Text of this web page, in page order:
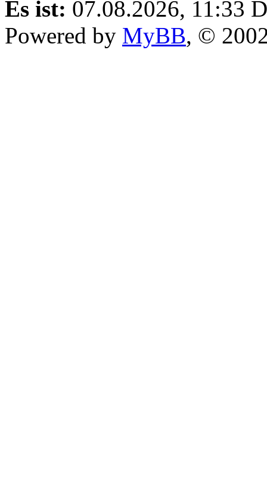
Es ist: 07.08.2026, 11:33
Powered by MyBB, ©